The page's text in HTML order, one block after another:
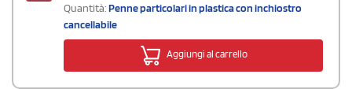
Quantità:Penne particolari in plastica con inchiostro
cancellabile
Aggiungi al carrello